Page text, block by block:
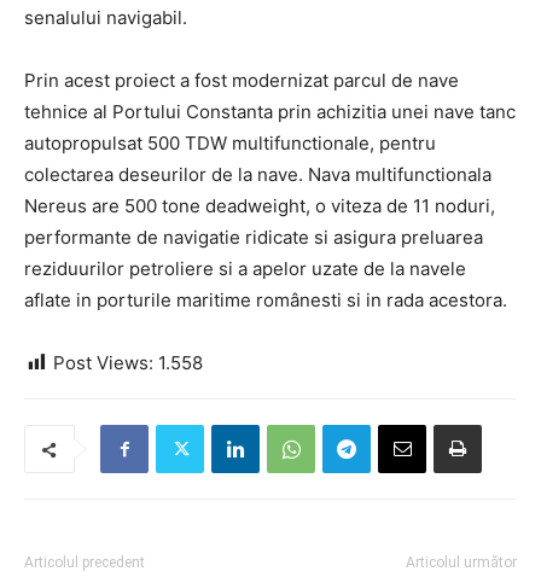
senalului navigabil.
Prin acest proiect a fost modernizat parcul de nave
tehnice al Portului Constanta prin achizitia unei nave tanc
autopropulsat 500 TDW multifunctionale, pentru
colectarea deseurilor de la nave. Nava multifunctionala
Nereus are 500 tone deadweight, o viteza de 11 noduri,
performante de navigatie ridicate si asigura preluarea
reziduurilor petroliere si a apelor uzate de la navele
aflate in porturile maritime românesti si in rada acestora.
Post Views: 1.558
Articolul precedent Articolul următor